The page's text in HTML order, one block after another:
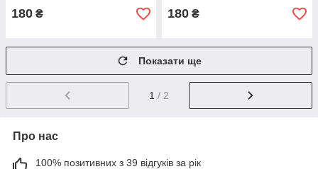
180 ₴ 180 ₴
Показати ще
1 / 2
Про нас
100% позитивних з 39 відгуків за рік